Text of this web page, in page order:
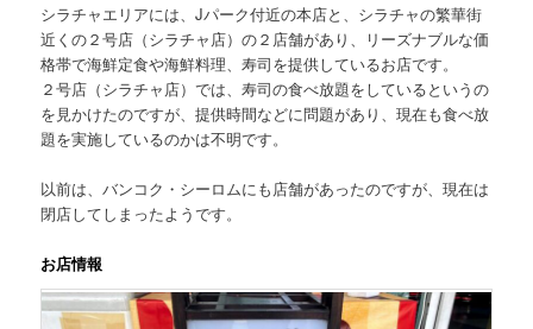
シラチャエリアには、Jパーク付近の本店と、シラチャの繁華街
近くの２号店（シラチャ店）の２店舗があり、リーズナブルな価
格帯で海鮮定食や海鮮料理、寿司を提供しているお店です。
２号店（シラチャ店）では、寿司の食べ放題をしているというの
を見かけたのですが、提供時間などに問題があり、現在も食べ放
題を実施しているのかは不明です。
以前は、バンコク・シーロムにも店舗があったのですが、現在は
閉店してしまったようです。
お店情報